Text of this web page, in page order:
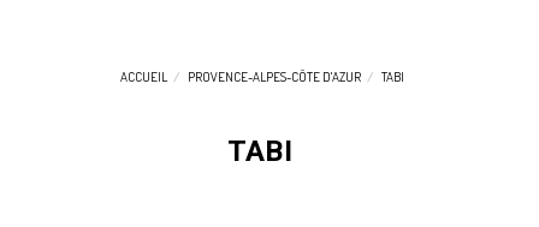
ACCUEIL PROVENCE-ALPES-CÔTE D'AZUR TABI
TABI